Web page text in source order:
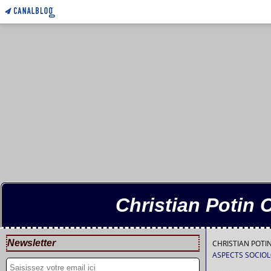
Christian Potin
Newsletter CHRISTIAN
ASPECTS